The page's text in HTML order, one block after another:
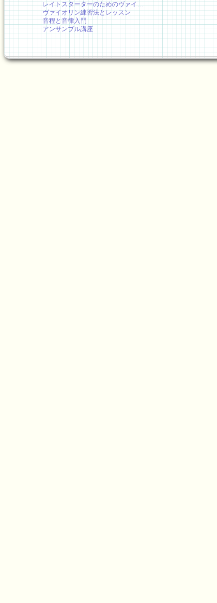
レイトスターターのためのヴァイ…
ヴァイオリン練習法とレッスン
音程と音律入門
アンサンブル講座